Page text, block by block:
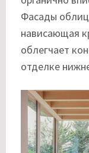
Фасады
нависающая
облегчает
отделке